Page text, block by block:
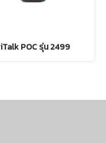
iTalk POC รุ่น 2499